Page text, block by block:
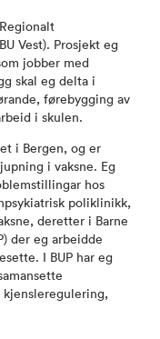
Vest). Prosjekt eg
jobber med
skal eg delta i
førebygging av
i skulen.
i Bergen, og er
i vaksne. Eg
hos
poliklinikk,
deretter i Barne
der eg arbeidde
I BUP har eg